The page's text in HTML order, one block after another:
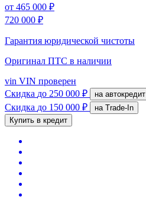
от 465 000 ₽
720 000 ₽
Гарантия юридической чистоты
Оригинал ПТС в наличии
vin VIN проверен
Скидка до 250 000 ₽ на автокредит
Скидка до 150 000 ₽
на Trade-In
Купить в кредит